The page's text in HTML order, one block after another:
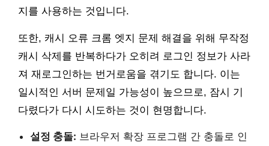
지를 사용하는 것입니다.
또한, 캐시 오류 크롬 엣지 문제 해결을 위해 무작정
캐시 삭제를 반복하다가 오히려 로그인 정보가 사라
져 재로그인하는 번거로움을 겪기도 합니다. 이는
일시적인 서버 문제일 가능성이 높으므로, 잠시 기
다렸다가 다시 시도하는 것이 현명합니다.
설정 충돌: 브라우저 확장 프로그램 간 충돌로 인